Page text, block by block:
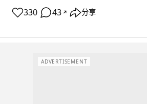
330 43 ↗ 分享
ADVERTISEMENT